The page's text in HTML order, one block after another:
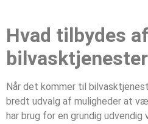
Hvad tilbydes af
Når det kommer til
bredt udvalg af muligheder at
har brug for en grundig